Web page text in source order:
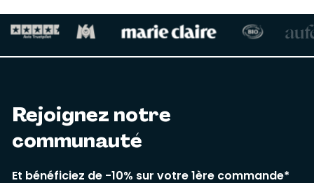
Rejoignez notre
communauté
Et bénéficiez de -10% sur votre 1ère commande*